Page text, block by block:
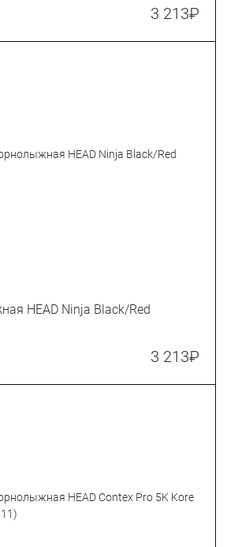
3 213₽
HEAD Ninja Black/Red
3 213₽